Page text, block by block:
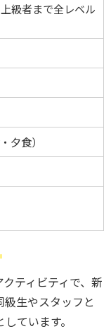
級者まで全レベル
夕食）
ティビティで、新
生やスタッフと
ています。